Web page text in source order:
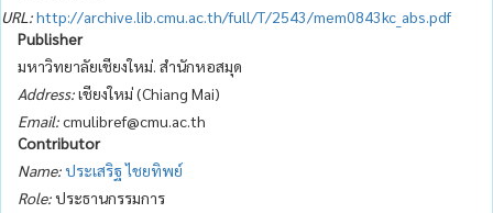
URL:http://archive.lib.cmu.ac.th/full/T/2543/mem0843kc_abs.pdf
Publisher
มหาวิทยาลัยเชียงใหม่. สำนักหอสมุด
Address:เชียงใหม่ (Chiang Mai)
Email:cmulibref@cmu.ac.th
Contributor
Name:ประเสริฐ ไชยทิพย์
Role:ประธานกรรมการ